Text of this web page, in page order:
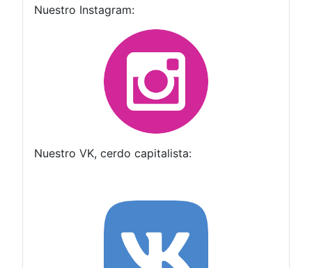
Nuestro Instagram:
Nuestro VK, cerdo capitalista: